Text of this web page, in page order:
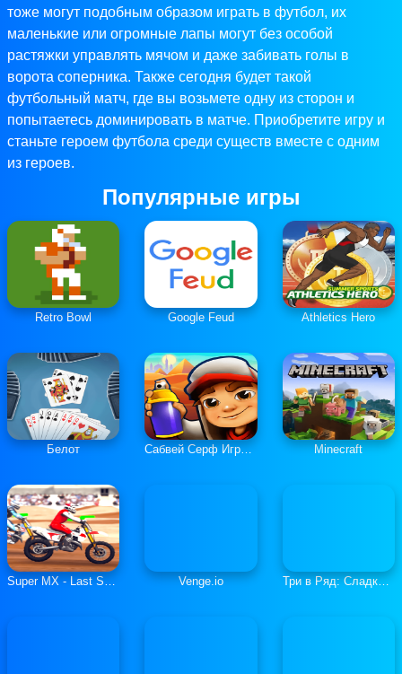
тоже могут подобным образом играть в футбол, их
маленькие или огромные лапы могут без особой
растяжки управлять мячом и даже забивать голы в
ворота соперника. Также сегодня будет такой
футбольный матч, где вы возьмете одну из сторон и
попытаетесь доминировать в матче. Приобретите игру и
станьте героем футбола среди существ вместе с одним
из героев.
Популярные игры
Retro Bowl Google Feud Athletics Hero
Белот Сабвей Серф Играть Онлайн Minecraft
Super MX - Last Season Venge.io Три в Ряд: Сладкие Загадки